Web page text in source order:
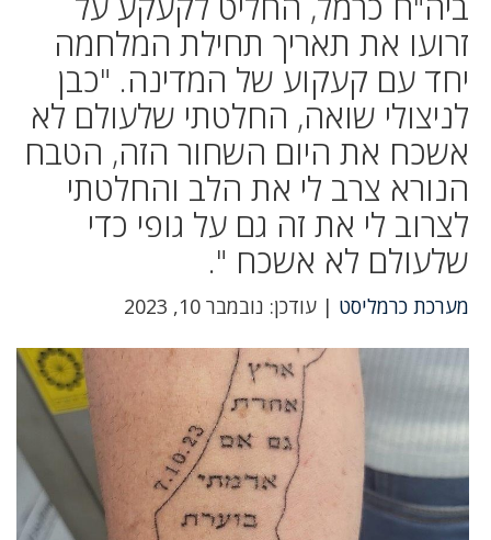
זרועו את תאריך תחילת המלחמה
יחד עם קעקוע של המדינה. "כבן
לניצולי שואה, החלטתי שלעולם לא
אשכח את היום השחור הזה, הטבח
הנורא צרב לי את הלב והחלטתי
לצרוב לי את זה גם על גופי כדי
שלעולם לא אשכח ".
מערכת כרמליסט | עודכן: נובמבר 10, 2023